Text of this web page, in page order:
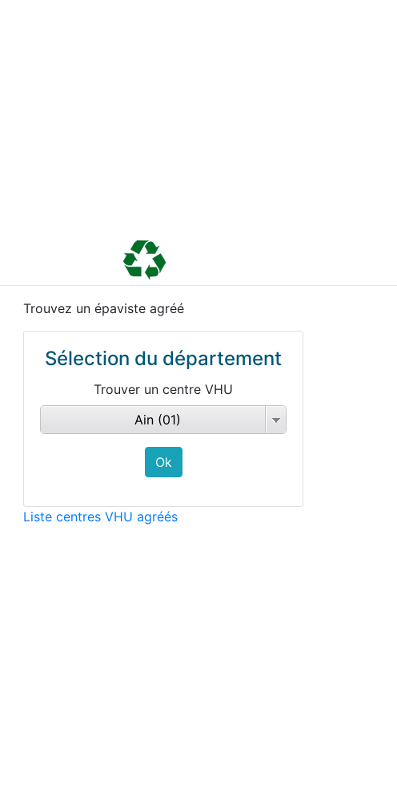
Trouvez un épaviste agréé
Sélection du département
Trouver un centre VHU
Ain (01)
Liste centres VHU agréés